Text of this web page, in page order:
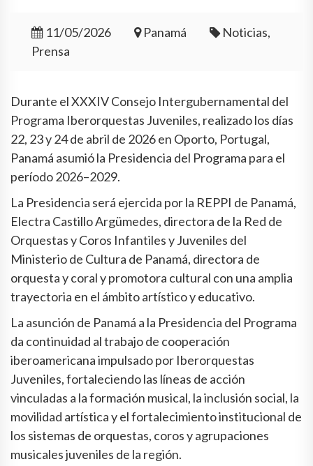
11/05/2026 Panamá
Noticias,
Prensa
Durante el XXXIV Consejo Intergubernamental del
Programa Iberorquestas Juveniles, realizado los días
22, 23 y 24 de abril de 2026 en Oporto, Portugal,
Panamá asumió la Presidencia del Programa para el
período 2026–2029.
La Presidencia será ejercida por la REPPI de Panamá,
Electra Castillo Argümedes, directora de la Red de
Orquestas y Coros Infantiles y Juveniles del
Ministerio de Cultura de Panamá, directora de
orquesta y coral y promotora cultural con una amplia
trayectoria en el ámbito artístico y educativo.
La asunción de Panamá a la Presidencia del Programa
da continuidad al trabajo de cooperación
iberoamericana impulsado por Iberorquestas
Juveniles, fortaleciendo las líneas de acción
vinculadas a la formación musical, la inclusión social, la
movilidad artística y el fortalecimiento institucional de
los sistemas de orquestas, coros y agrupaciones
musicales juveniles de la región.